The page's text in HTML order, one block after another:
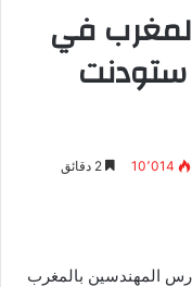
في
ستودنت
10٬014
المهندسين بالمغرب